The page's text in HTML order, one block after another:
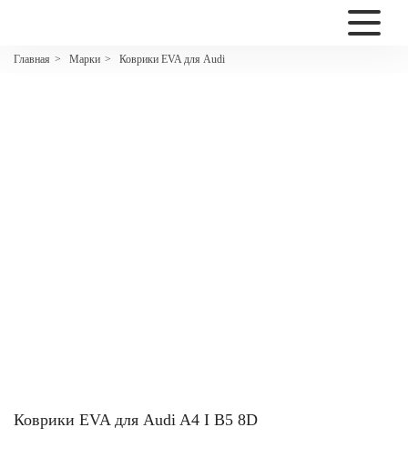
Главная > Марки > Коврики EVA для Audi
2200
Коврики EVA для Audi A4 I B5 8D